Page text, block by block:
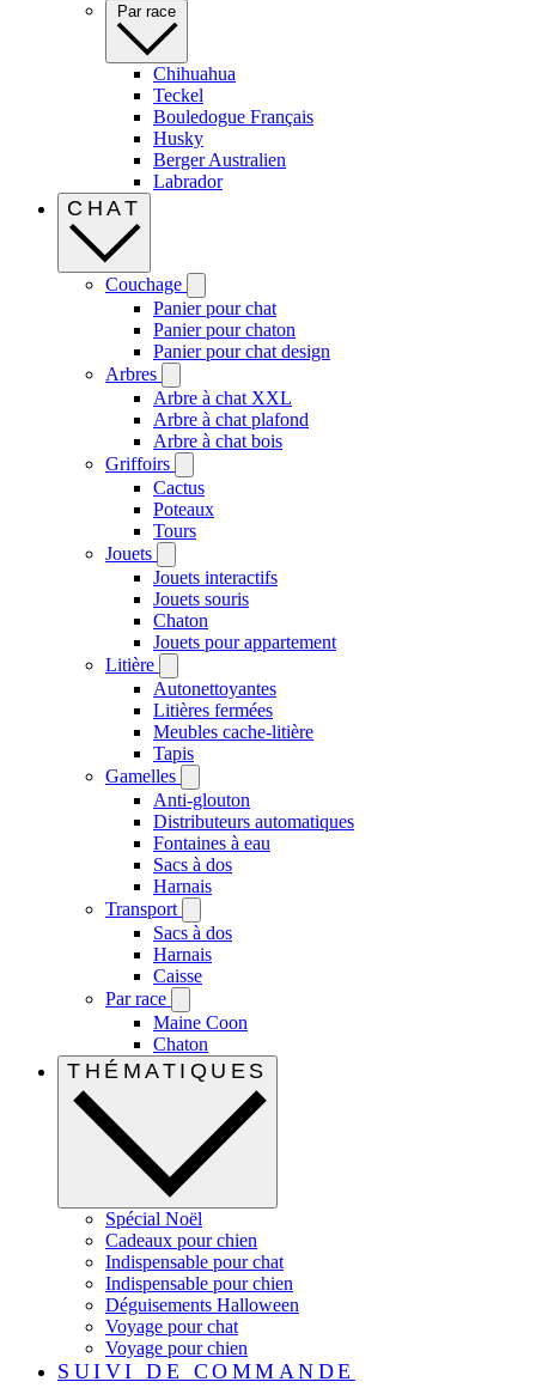
Par race
Chihuahua
Teckel
Bouledogue Français
Husky
Berger Australien
Labrador
CHAT
Couchage
Panier pour chat
Panier pour chaton
Panier pour chat design
Arbres
Arbre à chat XXL
Arbre à chat plafond
Arbre à chat bois
Griffoirs
Cactus
Poteaux
Tours
Jouets
Jouets interactifs
Jouets souris
Chaton
Jouets pour appartement
Litière
Autonettoyantes
Litières fermées
Meubles cache-litière
Tapis
Gamelles
Anti-glouton
Distributeurs automatiques
Fontaines à eau
Sacs à dos
Harnais
Transport
Sacs à dos
Harnais
Caisse
Par race
Maine Coon
Chaton
THÉMATIQUES
Spécial Noël
Cadeaux pour chien
Indispensable pour chat
Indispensable pour chien
Déguisements Halloween
Voyage pour chat
Voyage pour chien
SUIVI DE COMMANDE